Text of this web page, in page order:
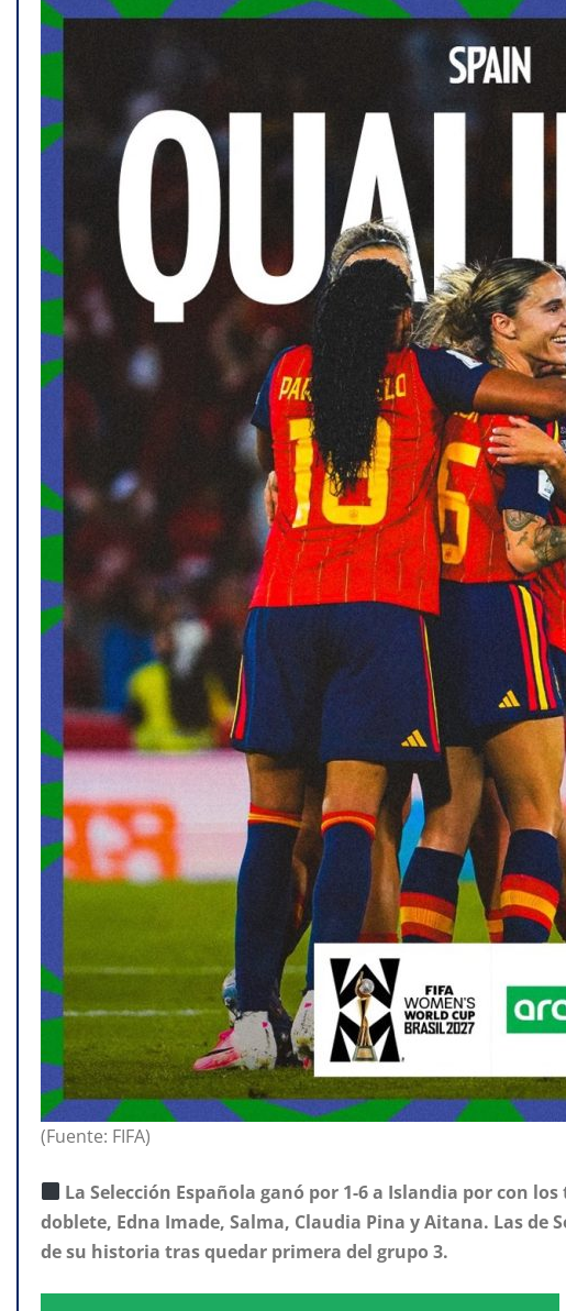
(Fuente: FIFA)
La Selección Española ganó por 1-6 a Islandia por con
doblete, Edna Imade, Salma, Claudia Pina y Aitana. Las
de su historia tras quedar primera del grupo 3.